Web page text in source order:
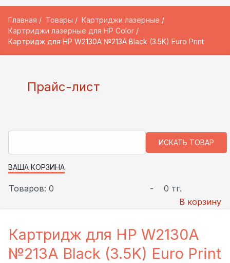
Главная Товары
Картриджи лазерные
Картриджи лазерные для HP Color
Картридж для HP W2130A №213A Black (3.5K) Euro Print
Прайс-лист
ВАША КОРЗИНА
Товаров: 0 -
0 тг.
В корзину
Картридж для HP W2130A
№213A Black (3.5K) Euro Print